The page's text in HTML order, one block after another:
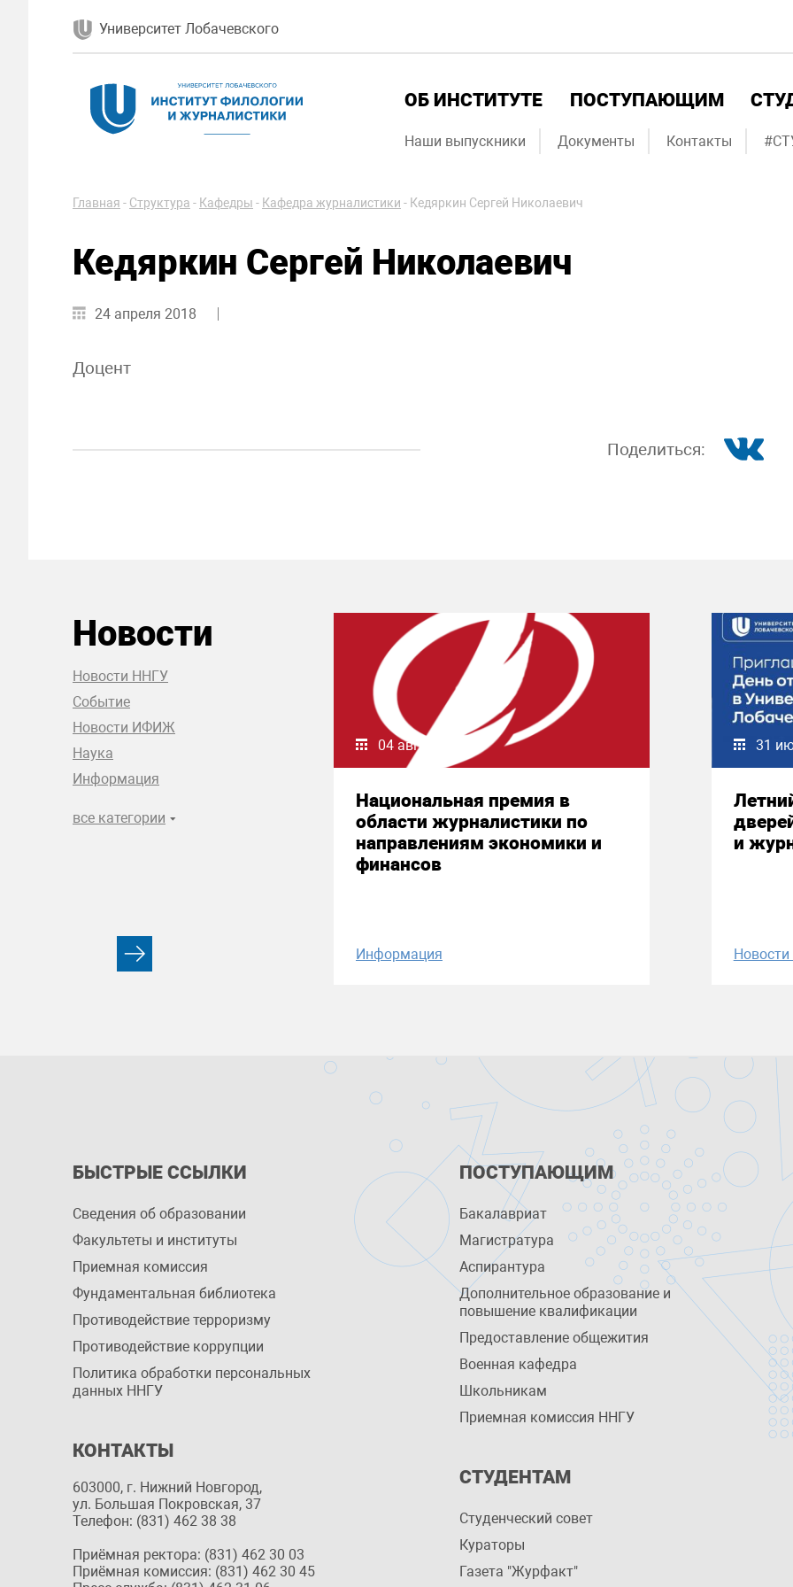
Университет Лобачевского
ОБ ИНСТИТУТЕ ПОСТУПАЮЩИМ
Наши выпускники Документы Контакты
Главная - Структура - Кафедры - Кафедра журналистики - Кедяркин Сергей Николаевич
Кедяркин Сергей Николаевич
24 апреля 2018
Доцент
Поделиться:
Новости
Новости ННГУ
Событие
Новости ИФИЖ
Наука
Информация
все категории
04 августа 2026
Национальная премия в
области журналистики по
направлениям экономики и
финансов
Информация
31
и
БЫСТРЫЕ ССЫЛКИ
Сведения об образовании
Факультеты и институты
Приемная комиссия
Фундаментальная библиотека
Противодействие терроризму
Противодействие коррупции
Политика обработки персональных
данных ННГУ
КОНТАКТЫ
603000, г. Нижний Новгород,
ул. Большая Покровская, 37
Телефон: (831) 462 38 38
Приёмная ректора: (831) 462 30 03
Приёмная комиссия: (831) 462 30 45
ПОСТУПАЮЩИМ
Бакалавриат
Магистратура
Аспирантура
Дополнительное образование и
повышение квалификации
Предоставление общежития
Военная кафедра
Школьникам
Приемная комиссия ННГУ
СТУДЕНТАМ
Студенческий совет
Кураторы
Газета "Журфакт"